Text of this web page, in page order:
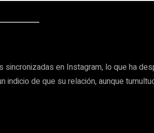
en Instagram, lo que ha
de que su relación, aunque